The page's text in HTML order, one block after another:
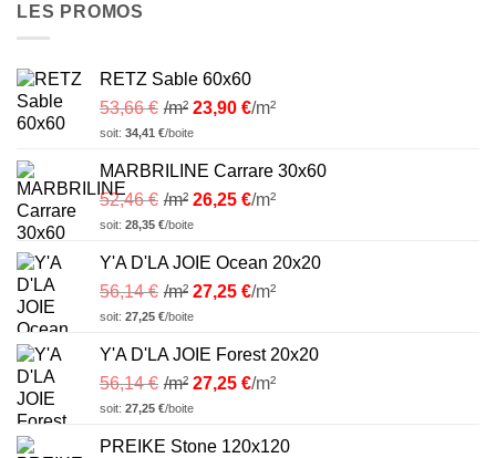
LES PROMOS
RETZ Sable 60x60
53,66€ /m² 23,90 €/m²
soit: 34,41 €/boite
MARBRILINE Carrare 30x60
52,46€ /m² 26,25 €/m²
soit: 28,35 €/boite
Y'A D'LA JOIE Ocean 20x20
56,14€ /m² 27,25 €/m²
soit: 27,25 €/boite
Y'A D'LA JOIE Forest 20x20
56,14€ /m² 27,25 €/m²
soit: 27,25 €/boite
PREIKE Stone 120x120